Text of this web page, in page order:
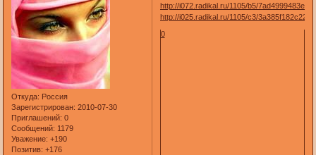
Откуда: Россия
Зарегистрирован: 2010-07-30
Приглашений: 0
Сообщений: 1179
Уважение: +190
Позитив: +176
http://i072.radikal.ru/1105/b5/
http://i025.radikal.ru/1105/c3/
0